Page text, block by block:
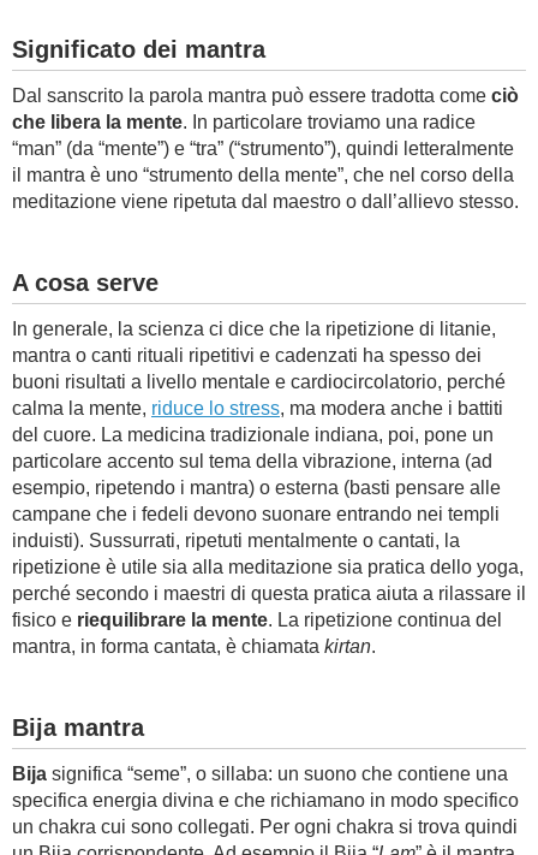
Significato dei mantra
Dal sanscrito la parola mantra può essere tradotta come ciò
che libera la mente. In particolare troviamo una radice
“man” (da “mente”) e “tra” (“strumento”), quindi letteralmente
il mantra è uno “strumento della mente”, che nel corso della
meditazione viene ripetuta dal maestro o dall’allievo stesso.
A cosa serve
In generale, la scienza ci dice che la ripetizione di litanie,
mantra o canti rituali ripetitivi e cadenzati ha spesso dei
buoni risultati a livello mentale e cardiocircolatorio, perché
calma la mente, riduce lo stress, ma modera anche i battiti
del cuore. La medicina tradizionale indiana, poi, pone un
particolare accento sul tema della vibrazione, interna (ad
esempio, ripetendo i mantra) o esterna (basti pensare alle
campane che i fedeli devono suonare entrando nei templi
induisti). Sussurrati, ripetuti mentalmente o cantati, la
ripetizione è utile sia alla meditazione sia pratica dello yoga,
perché secondo i maestri di questa pratica aiuta a rilassare il
fisico e riequilibrare la mente. La ripetizione continua del
mantra, in forma cantata, è chiamata kirtan.
Bija mantra
Bija significa “seme”, o sillaba: un suono che contiene una
specifica energia divina e che richiamano in modo specifico
un chakra cui sono collegati. Per ogni chakra si trova quindi